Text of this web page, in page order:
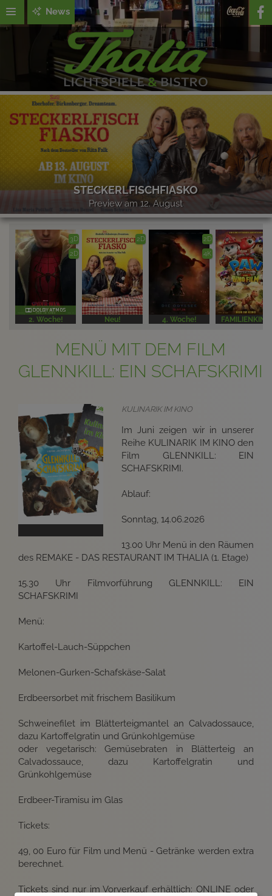
News
STECKERLFISCHFIASKO
Preview am 12. August
3D
2D
2. Woche!
2D
Neu!
2D
4K
4. Woche! FAMILIENKINO
MENÜ MIT DEM FILM
GLENNKILL: EIN SCHAFSKRIMI
KULINARIK IM KINO
Im Juni zeigen wir in unserer
Reihe KULINARIK IM KINO den
Film GLENNKILL: EIN
SCHAFSKRIMI.
Ablauf:
Sonntag, 14.06.2026
13.00 Uhr Menü in den Räumen
des REMAKE - DAS RESTAURANT IM THALIA (1. Etage)
15.30 Uhr Filmvorführung GLENNKILL: EIN
SCHAFSKRIMI
Menü:
Kartoffel-Lauch-Süppchen
Melonen-Gurken-Schafskäse-Salat
Erdbeersorbet mit frischem Basilikum
Schweinefilet im Blätterteigmantel an Calvadossauce,
dazu Kartoffelgratin und Grünkohlgemüse
oder vegetarisch: Gemüsebraten in Blätterteig an
Calvadossauce, dazu Kartoffelgratin und
Grünkohlgemüse
Erdbeer-Tiramisu im Glas
Tickets:
49, 00 Euro für Film und Menü - Getränke werden extra
berechnet.
Tickets sind nur im Vorverkauf erhältlich: ONLINE oder